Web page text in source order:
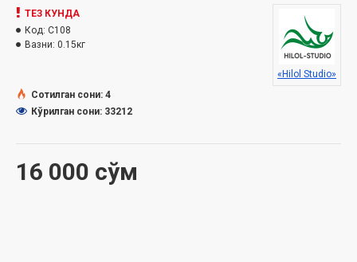
Дин ишлари ‎бўйича қўмитанинг 3501-сонли хулосаси
асосида ‎тайёрланди.
Нашриёт
: «SEMURG’ MEDIA» МЧЖ
Сана
16 000 сўм
ТЕЗ КУНДА
Код: C108
Вазни: 0.15кг
«Hilol Studio»
Сотилган сони: 4
Кўрилган сони: 33212